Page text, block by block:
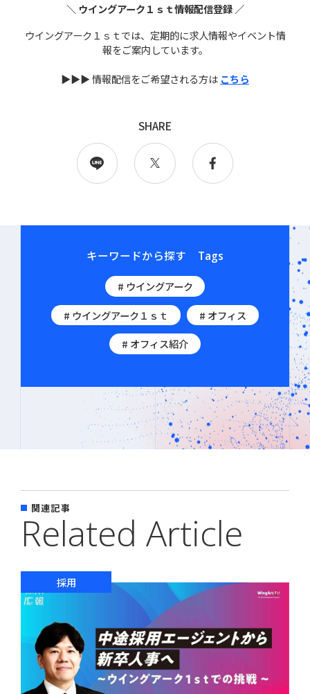
＼ ウイングアーク１ｓｔ情報配信登録 ／
ウイングアーク１ｓｔでは、定期的に求人情報やイベント情
報をご案内しています。
▶▶▶ 情報配信をご希望される方は こちら
SHARE
キーワードから探す Tags
# ウイングアーク
# ウイングアーク１ｓｔ
# オフィス
# オフィス紹介
関連記事
Related Article
採用